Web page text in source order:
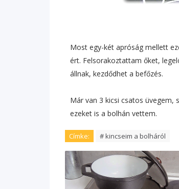
Most egy-két apróság mellett
ért. Felsorakoztattam őket,
állnak, kezdődhet a befőzés.
Már van 3 kicsi csatos üvegem,
ezeket is a bolhán vettem.
Címke: # kincseim a bolháról